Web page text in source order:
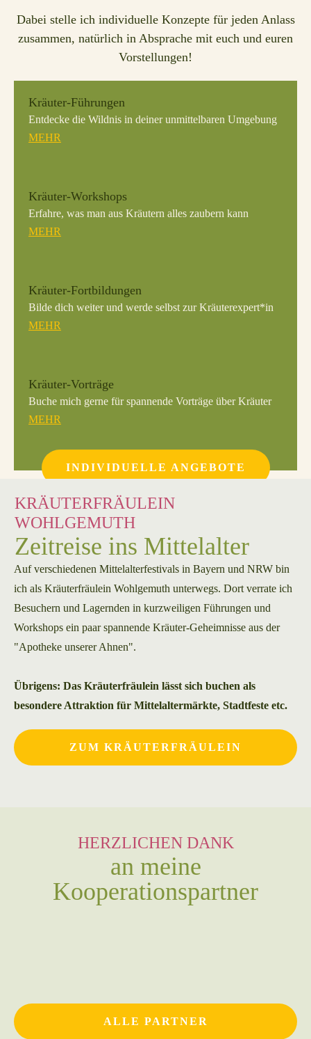
Dabei stelle ich individuelle Konzepte für jeden Anlass
zusammen, natürlich in Absprache mit euch und euren
Vorstellungen!
Kräuter-Führungen
Entdecke die Wildnis in deiner unmittelbaren Umgebung
MEHR
Kräuter-Workshops
Erfahre, was man aus Kräutern alles zaubern kann
MEHR
Kräuter-Fortbildungen
Bilde dich weiter und werde selbst zur Kräuterexpert*in
MEHR
Kräuter-Vorträge
Buche mich gerne für spannende Vorträge über Kräuter
MEHR
INDIVIDUELLE ANGEBOTE
KRÄUTERFRÄULEIN
WOHLGEMUTH
Zeitreise ins Mittelalter
Auf verschiedenen Mittelalterfestivals in Bayern und NRW bin
ich als Kräuterfräulein Wohlgemuth unterwegs. Dort verrate ich
Besuchern und Lagernden in kurzweiligen Führungen und
Workshops ein paar spannende Kräuter-Geheimnisse aus der
"Apotheke unserer Ahnen".
Übrigens: Das Kräuterfräulein lässt sich buchen als
besondere Attraktion für Mittelaltermärkte, Stadtfeste etc.
ZUM KRÄUTERFRÄULEIN
HERZLICHEN DANK
an meine
Kooperationspartner
ALLE PARTNER